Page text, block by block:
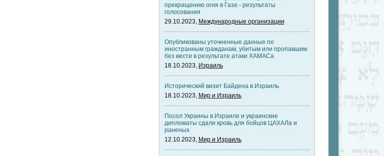
прекращению огня в Газе - результаты
голосования
29.10.2023, Международные организации
Опубликованы уточненные данные по
иностранным гражданам, убитым или пропавшим
без вести в результате атаки ХАМАСа
18.10.2023, Израиль
Исторический визит Байдена в Израиль
18.10.2023, Мир и Израиль
Посол Украины в Израиле и украинские
дипломаты сдали кровь для бойцов ЦАХАЛа и
раненых
12.10.2023, Мир и Израиль